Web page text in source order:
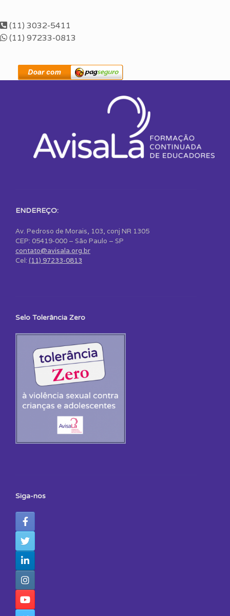
(11) 3032-5411
(11) 97233-0813
ENDEREÇO:
Av. Pedroso de Morais, 103, conj NR 1305
CEP: 05419-000 – São Paulo – SP
contato@avisala.org.br
Cel: (11) 97233-0813
Selo Tolerância Zero
Siga-nos